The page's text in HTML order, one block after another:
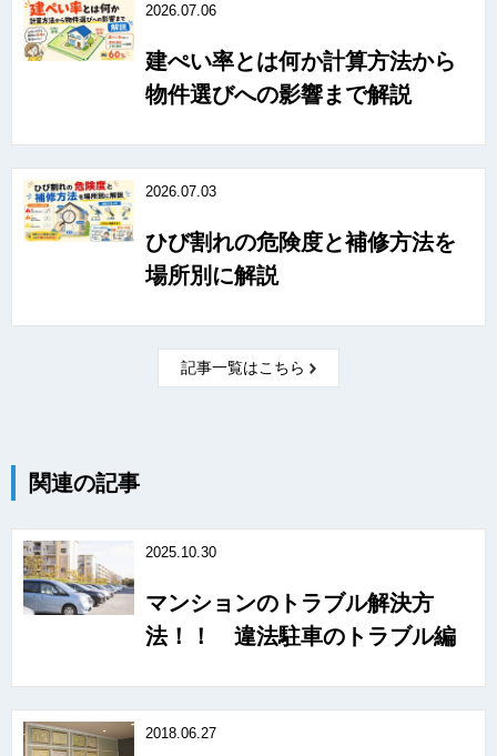
2026.07.06
建ぺい率とは何か計算方法から
物件選びへの影響まで解説
2026.07.03
ひび割れの危険度と補修方法を
場所別に解説
記事一覧はこちら
関連の記事
2025.10.30
マンションのトラブル解決方
法！！ 違法駐車のトラブル編
2018.06.27